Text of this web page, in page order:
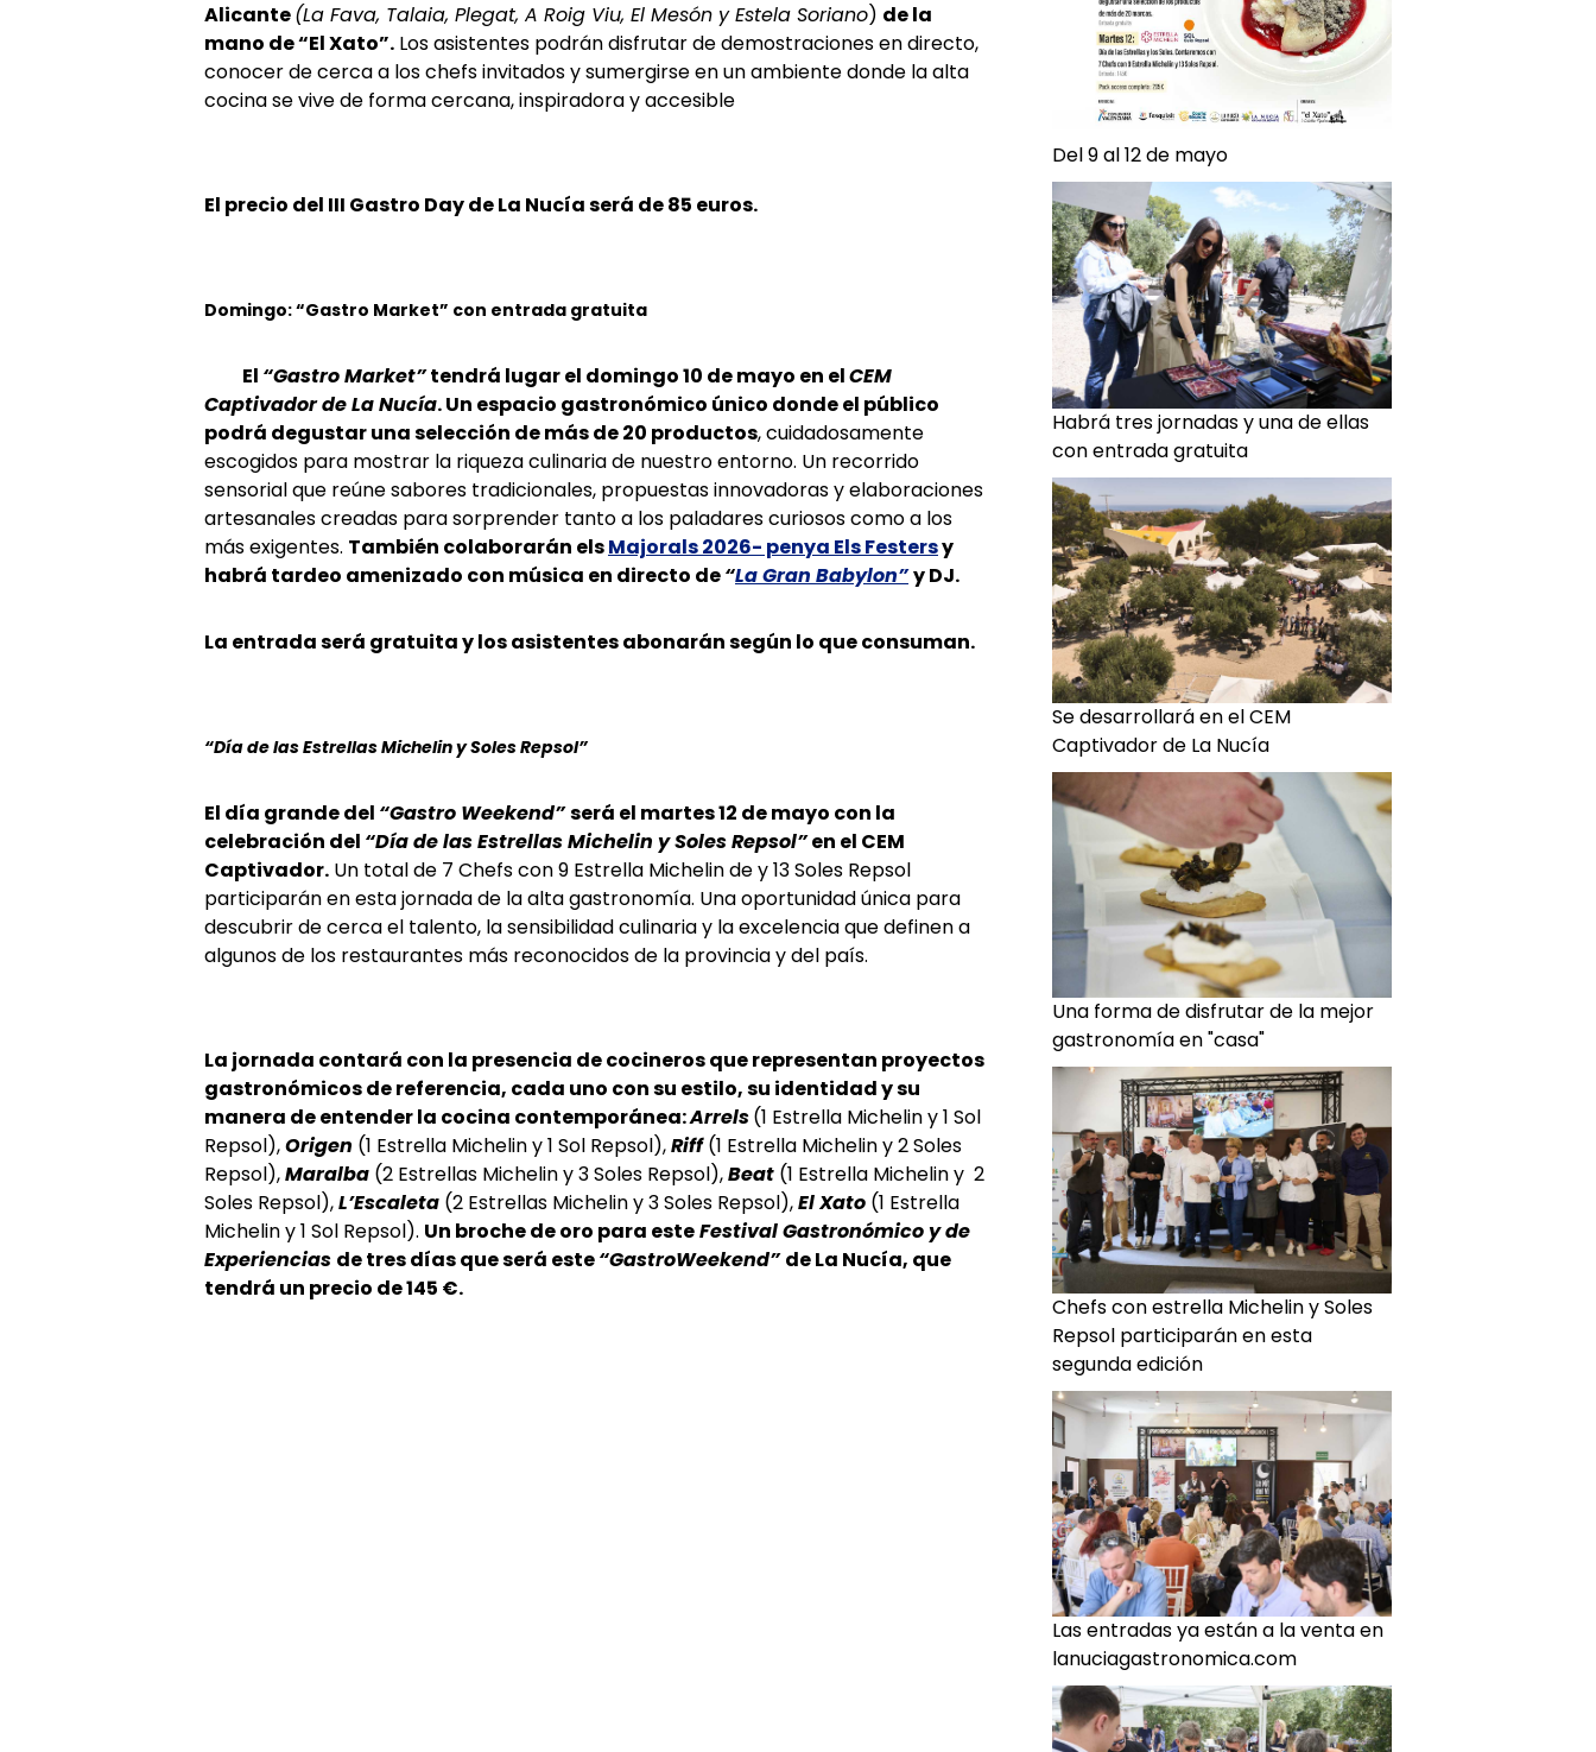
Alicante(La Fava, Talaia, Plegat, A Roig Viu, El Mesón y Estela Soriano) de la
mano de “El Xato”. Los asistentes podrán disfrutar de demostraciones en directo,
conocer de cerca a los chefs invitados y sumergirse en un ambiente donde la alta
cocina se vive de forma cercana, inspiradora y accesible
El precio del III Gastro Day de La Nucía será de 85 euros.
Domingo: “Gastro Market” con entrada gratuita
El “Gastro Market”tendrá lugar el domingo 10 de mayo en elCEM
Captivador de La Nucía. Un espacio gastronómico único donde el público
podrá degustar una selección de más de 20 productos, cuidadosamente
escogidos para mostrar la riqueza culinaria de nuestro entorno. Un recorrido
sensorial que reúne sabores tradicionales, propuestas innovadoras y elaboraciones
artesanales creadas para sorprender tanto a los paladares curiosos como a los
más exigentes. También colaborarán elsMajorals 2026- penya Els Festersy
habrá tardeo amenizado con música en directo de“La Gran Babylon”y DJ.
La entrada será gratuita y los asistentes abonarán según lo que consuman.
“Día de las Estrellas Michelin y Soles Repsol”
El día grande del “Gastro Weekend”será el martes 12 de mayo con la
celebración del “Día de las Estrellas Michelin y Soles Repsol”en el CEM
Captivador. Un total de 7 Chefs con 9 Estrella Michelin de y 13 Soles Repsol
participarán en esta jornada de la alta gastronomía. Una oportunidad única para
descubrir de cerca el talento, la sensibilidad culinaria y la excelencia que definen a
algunos de los restaurantes más reconocidos de la provincia y del país.
La jornada contará con la presencia de cocineros que representan proyectos
gastronómicos de referencia, cada uno con su estilo, su identidad y su
manera de entender la cocina contemporánea:Arrels(1 Estrella Michelin y 1 Sol
Repsol),Origen (1 Estrella Michelin y 1 Sol Repsol),Riff(1 Estrella Michelin y 2 Soles
Repsol),Maralba (2 Estrellas Michelin y 3 Soles Repsol),Beat (1 Estrella Michelin y 2
Soles Repsol),L’Escaleta (2 Estrellas Michelin y 3 Soles Repsol),El Xato (1 Estrella
Michelin y 1 Sol Repsol). Un broche de oro para esteFestival Gastronómico y de
Experiencias de tres días que será este“GastroWeekend”de La Nucía, que
tendrá un precio de 145 €.
Del 9 al 12 de mayo
Habrá tres jornadas y una de ellas
con entrada gratuita
Se desarrollará en el CEM
Captivador de La Nucía
Una forma de disfrutar de la mejor
gastronomía en "casa"
Chefs con estrella Michelin y Soles
Repsol participarán en esta
segunda edición
Las entradas ya están a la venta en
lanuciagastronomica.com